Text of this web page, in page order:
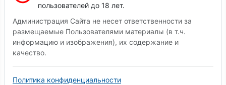
пользователей до 18 лет.
Администрация Сайта не несет ответственности за
размещаемые Пользователями материалы (в т.ч.
информацию и изображения), их содержание и
качество.
Политика конфиденциальности